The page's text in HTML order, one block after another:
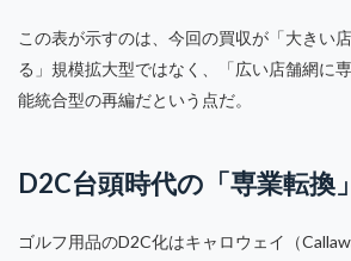
この表が示すのは、今回の買収が「大きい
る」規模拡大型ではなく、「広い店舗網に
能統合型の再編だという点だ。
D2C台頭時代の「専業転換
ゴルフ用品のD2C化はキャロウェイ（